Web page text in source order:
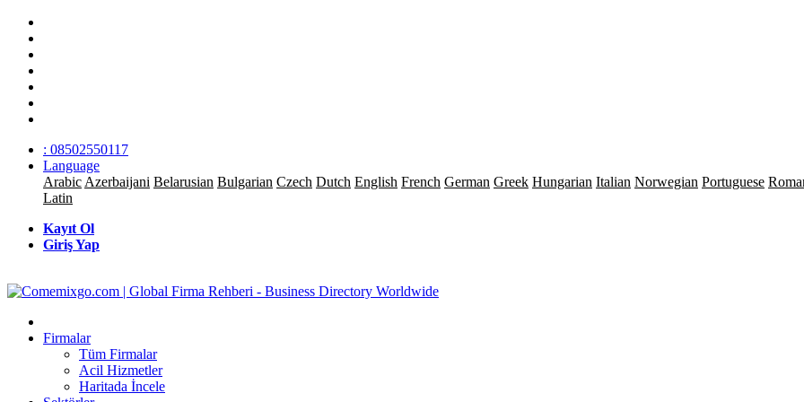
: 08502550117
Language
Arabic Azerbaijani Belarusian Bulgarian Czech Dutch English French German Greek Hungarian Italian Norwegian Portuguese
Latin
Kayıt Ol
Giriş Yap
Firmalar
Tüm Firmalar
Acil Hizmetler
Haritada İncele